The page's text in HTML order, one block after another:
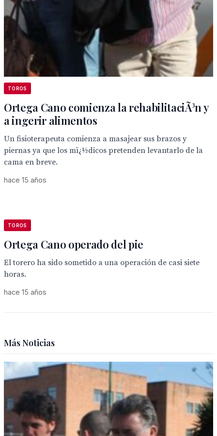
TOROS
Ortega Cano comienza la rehabilitaciÃ³n y
a ingerir alimentos
Un fisioterapeuta comienza a masajear sus brazos y
piernas ya que los mï¿½dicos pretenden levantarlo de la
cama en breve.
hace 15 años
TOROS
Ortega Cano operado del pie
El torero ha sido sometido a una operación de casi siete
horas.
hace 15 años
Más Noticias